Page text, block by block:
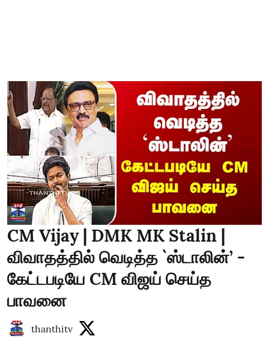
CM Vijay | DMK MK Stalin |
விவாதத்தில் வெடித்த `ஸ்டாலின்’ -
கேட்டபடியே CM விஜய் செய்த
பாவனை
thanthitv